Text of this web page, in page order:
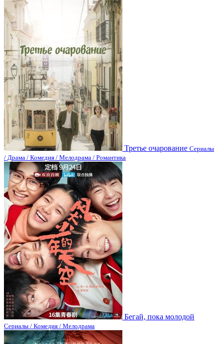
Третье очарование Сериалы
/ Драма / Комедия / Мелодрама / Романтика
Бегай, пока молодой
Сериалы / Комедия / Мелодрама